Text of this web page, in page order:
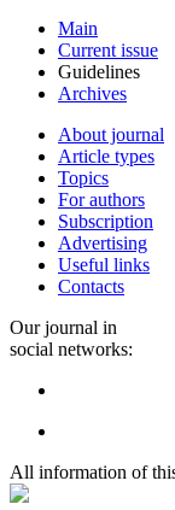
Main
Current issue
Guidelines
Archives
About journal
Article types
Topics
For authors
Subscription
Advertising
Useful links
Contacts
Our journal in
social networks:
All information of